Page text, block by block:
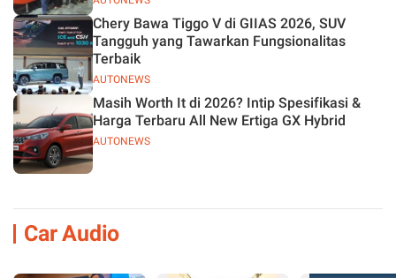
AUTONEWS
Chery Bawa Tiggo V di GIIAS 2026, SUV
Tangguh yang Tawarkan Fungsionalitas
Terbaik
AUTONEWS
Masih Worth It di 2026? Intip Spesifikasi &
Harga Terbaru All New Ertiga GX Hybrid
Car Audio